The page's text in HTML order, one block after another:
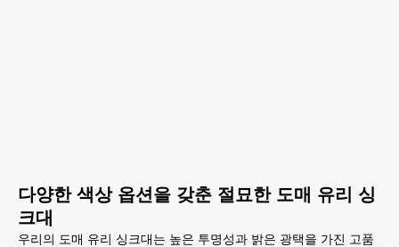
다양한 색상 옵션을 갖춘 절묘한 도매 유리 싱
크대
우리의 도매 유리 싱크대는 높은 투명성과 밝은 광택을 가진 고품